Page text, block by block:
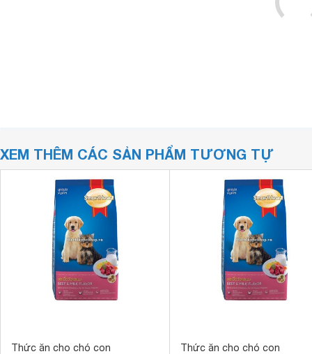
XEM THÊM CÁC SẢN PHẨM TƯƠNG TỰ
Thức ăn cho chó con
Thức ăn cho chó con